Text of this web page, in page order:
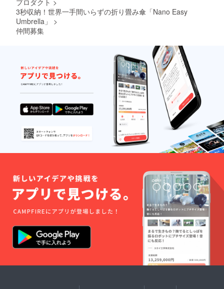
プロダクト >
3秒収納！世界一手間いらずの折り畳み傘「Nano Easy
Umbrella」
>
仲間募集